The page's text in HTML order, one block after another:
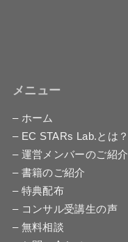
メニュー
– ホーム
– EC STARs Lab.とは？
– 運営メンバーのご紹介
– 書籍のご紹介
– 特典配布
– コンサル受講生の声
– 無料相談